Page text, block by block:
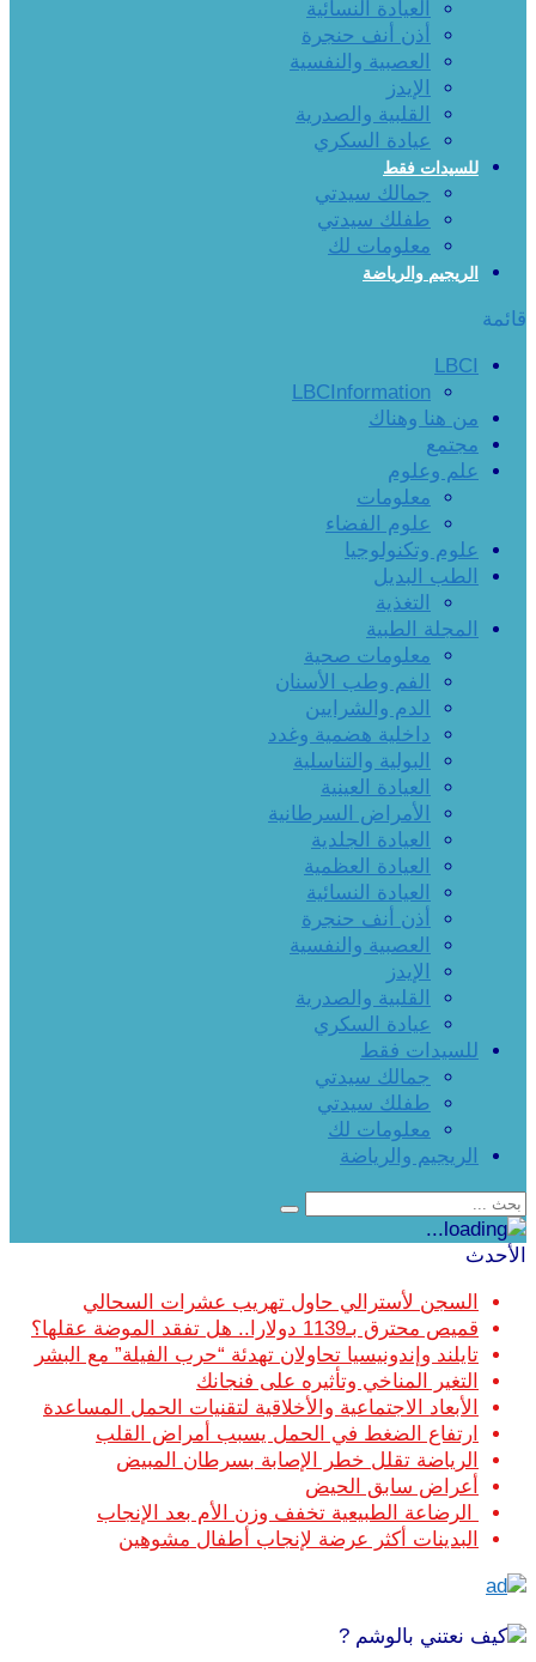
العيادة النسائية
أذن أنف حنجرة
العصبية والنفسية
الإيدز
القلبية والصدرية
عيادة السكري
للسيدات فقط
جمالك سيدتي
طفلك سيدتي
معلومات لك
الريجيم والرياضة
قائمة
LBCI
LBCInformation
من هنا وهناك
مجتمع
علم وعلوم
معلومات
علوم الفضاء
علوم وتكنولوجيا
الطب البديل
التغذية
المجلة الطبية
معلومات صحية
الفم وطب الأسنان
الدم والشرايين
داخلية هضمية وغدد
البولية والتناسلية
العيادة العينية
الأمراض السرطانية
العيادة الجلدية
العيادة العظمية
العيادة النسائية
أذن أنف حنجرة
العصبية والنفسية
الإيدز
القلبية والصدرية
عيادة السكري
للسيدات فقط
جمالك سيدتي
طفلك سيدتي
معلومات لك
الريجيم والرياضة
الأحدث
السجن لأسترالي حاول تهريب عشرات السحالي
قميص محترق بـ1139 دولارا.. هل تفقد الموضة عقلها؟
تايلند وإندونيسيا تحاولان تهدئة “حرب الفيلة” مع البشر
التغير المناخي وتأثيره على فنجانك
الأبعاد الاجتماعية والأخلاقية لتقنيات الحمل المساعدة
ارتفاع الضغط في الحمل يسبب أمراض القلب
الرياضة تقلل خطر الإصابة بسرطان المبيض
أعراض سابق الحيض
الرضاعة الطبيعية تخفف وزن الأم بعد الإنجاب
البدينات أكثر عرضة لإنجاب أطفال مشوهين